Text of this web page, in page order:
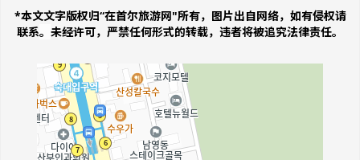
*本文文字版权归“在首尔旅游网"所有，图片出自网络，如有侵权请
联系。 未经许可，严禁任何形式的转载，违者将被追究法律责任。